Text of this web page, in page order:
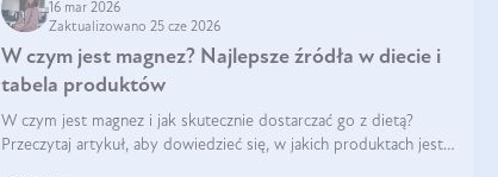
16 mar 2026
Zaktualizowano 25 cze 2026
W czym jest magnez? Najlepsze źródła w diecie i
tabela produktów
W czym jest magnez i jak skutecznie dostarczać go z dietą?
Przeczytaj artykuł, aby dowiedzieć się, w jakich produktach jest